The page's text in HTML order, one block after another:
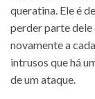
queratina. Ele é
perder parte dele
novamente a
intrusos que há
de um ataque.